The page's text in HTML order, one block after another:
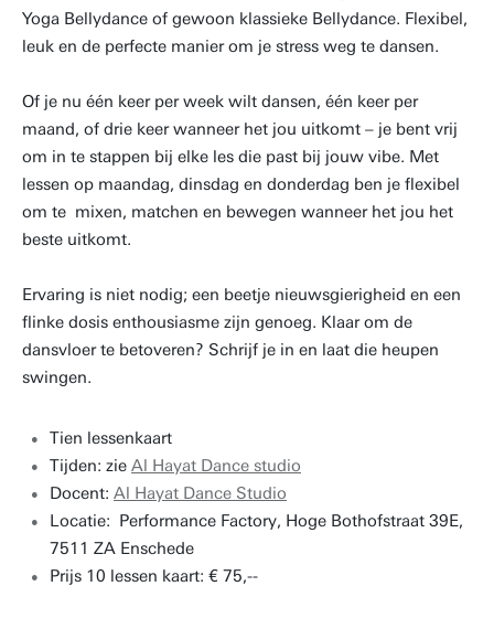
Yoga Bellydance of gewoon klassieke Bellydance. Flexibel,
leuk en de perfecte manier om je stress weg te dansen.
Of je nu één keer per week wilt dansen, één keer per
maand, of drie keer wanneer het jou uitkomt – je bent vrij
om in te stappen bij elke les die past bij jouw vibe. Met
lessen op maandag, dinsdag en donderdag ben je flexibel
om te mixen, matchen en bewegen wanneer het jou het
beste uitkomt.
Ervaring is niet nodig; een beetje nieuwsgierigheid en een
flinke dosis enthousiasme zijn genoeg. Klaar om de
dansvloer te betoveren? Schrijf je in en laat die heupen
swingen.
Tien lessenkaart
Tijden: zie Al Hayat Dance studio
Docent: Al Hayat Dance Studio
Locatie: Performance Factory, Hoge Bothofstraat 39E,
7511 ZA Enschede
Prijs 10 lessen kaart: € 75,--